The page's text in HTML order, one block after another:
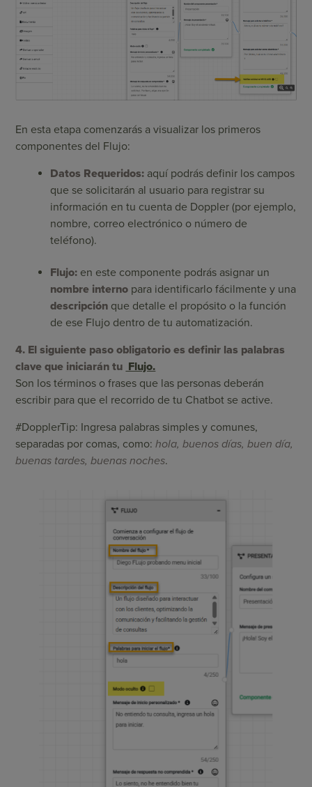
En esta etapa comenzarás a visualizar los primeros
componentes del Flujo:
Datos Requeridos: aquí podrás definir los campos
que se solicitarán al usuario para registrar su
información en tu cuenta de Doppler (por ejemplo,
nombre, correo electrónico o número de
teléfono).
Flujo: en este componente podrás asignar un
nombre interno para identificarlo fácilmente y una
descripción que detalle el propósito o la función
de ese Flujo dentro de tu automatización.
4. El siguiente paso obligatorio es definir las palabras
clave que iniciarán tu Flujo.
Son los términos o frases que las personas deberán
escribir para que el recorrido de tu Chatbot se active.
#DopplerTip: Ingresa palabras simples y comunes,
separadas por comas, como:hola, buenos días, buen día,
buenas tardes, buenas noches.